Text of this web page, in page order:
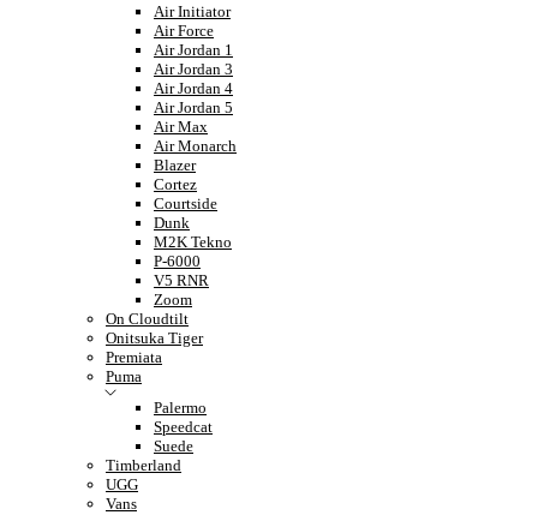
Air Initiator
Air Force
Air Jordan 1
Air Jordan 3
Air Jordan 4
Air Jordan 5
Air Max
Air Monarch
Blazer
Cortez
Courtside
Dunk
M2K Tekno
P-6000
V5 RNR
Zoom
On Cloudtilt
Onitsuka Tiger
Premiata
Puma
Palermo
Speedcat
Suede
Timberland
UGG
Vans